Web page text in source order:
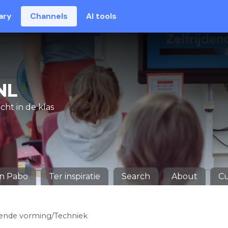
Channels AI tools
in de klas
Pabo Ter inspiratie Search About
vorming/Techniek